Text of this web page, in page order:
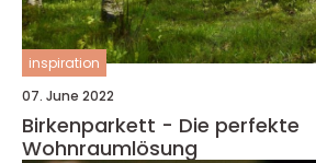
inspiration
07. June 2022
Birkenparkett - Die perfekte
Wohnraumlösung